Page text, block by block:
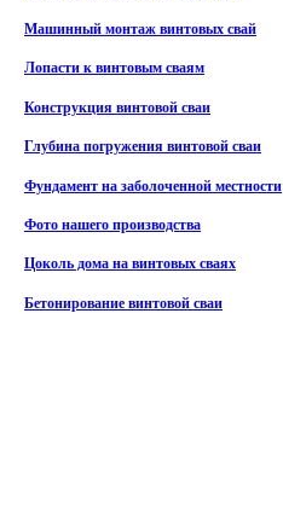
Машинный монтаж винтовых свай
Лопасти к винтовым сваям
Конструкция винтовой сваи
Глубина погружения винтовой сваи
Фундамент на заболоченной местности
Фото нашего производства
Цоколь дома на винтовых сваях
Бетонирование винтовой сваи